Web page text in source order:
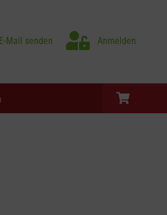
E-Mail senden Anmelden